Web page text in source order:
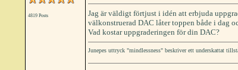
4819 Posts
Jag är väldigt förtjust i idén att erbjuda
välkonstruerad DAC låter toppen både i dag
Vad kostar uppgraderingen för din DAC?
Junepes uttryck "mindlessness" beskriver ett underskattat